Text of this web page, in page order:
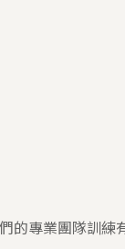
的專業團隊訓